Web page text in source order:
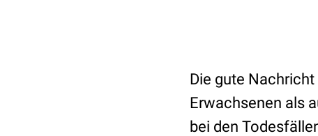
Die gute
Erwachsenen als
bei den